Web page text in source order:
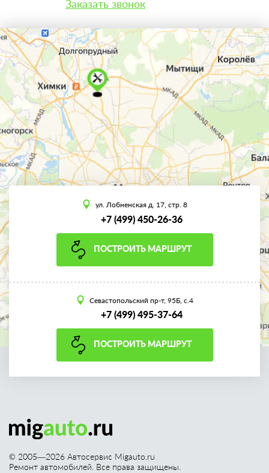
Заказать звонок
ул. Лобненская д. 17, стр. 8
+7 (499) 450-26-36
ПОСТРОИТЬ МАРШРУТ
Севастопольский пр-т, 95Б, с.4
+7 (499) 495-37-64
ПОСТРОИТЬ МАРШРУТ
© 2005—2026 Автосервис Migauto.ru
Ремонт автомобилей. Все права защищены.